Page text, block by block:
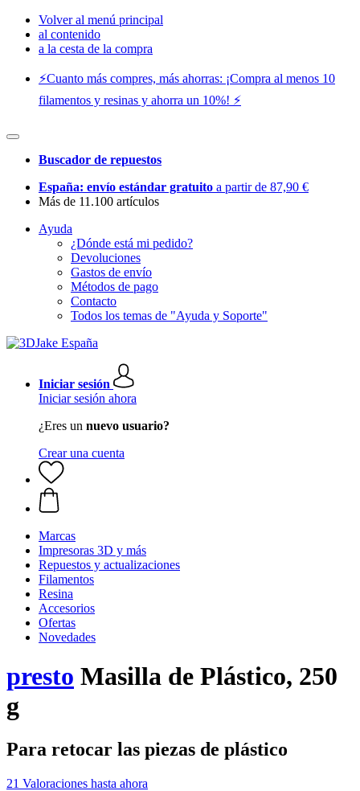
Volver al menú principal
al contenido
a la cesta de la compra
⚡️Cuanto más compres, más ahorras: ¡Compra al menos 10
filamentos y resinas y ahorra un 10%! ⚡️
Buscador de repuestos
España: envío estándar gratuito a partir de 87,90 €
Más de 11.100 artículos
Ayuda
¿Dónde está mi pedido?
Devoluciones
Gastos de envío
Métodos de pago
Contacto
Todos los temas de "Ayuda y Soporte"
Iniciar sesión
Iniciar sesión ahora
¿Eres un nuevo usuario?
Crear una cuenta
Marcas
Impresoras 3D y más
Repuestos y actualizaciones
Filamentos
Resina
Accesorios
Ofertas
Novedades
presto Masilla de Plástico, 250
g
Para retocar las piezas de plástico
21 Valoraciones hasta ahora